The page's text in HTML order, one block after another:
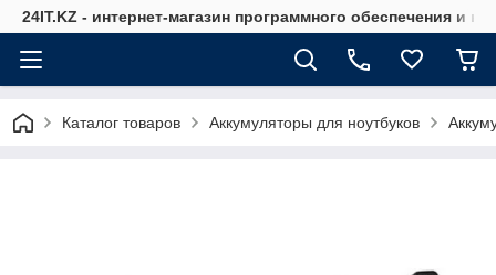
24IT.KZ - интернет-магазин программного обеспечения и
Каталог товаров Аккумуляторы для ноутбуков